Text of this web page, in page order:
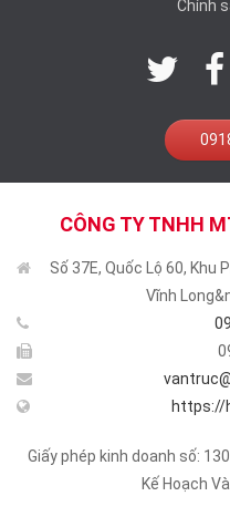
Chính
CÔNG TY TNHH
Số 37E, Quốc Lộ 60, Khu
Vĩnh
https://
Giấy phép kinh doanh số:
Kế Hoạch